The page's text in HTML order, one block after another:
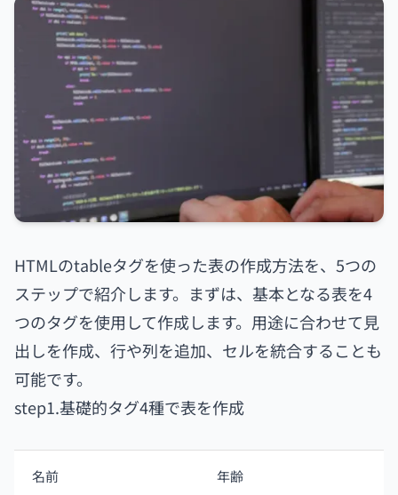
HTMLのtableタグを使った表の作成方法を、5つの
ステップで紹介します。まずは、基本となる表を4
つのタグを使用して作成します。用途に合わせて見
出しを作成、行や列を追加、セルを統合することも
可能です。
step1.基礎的タグ4種で表を作成
名前 年齢